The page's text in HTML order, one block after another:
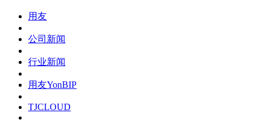
用友
公司新闻
行业新闻
用友YonBIP
TJCLOUD